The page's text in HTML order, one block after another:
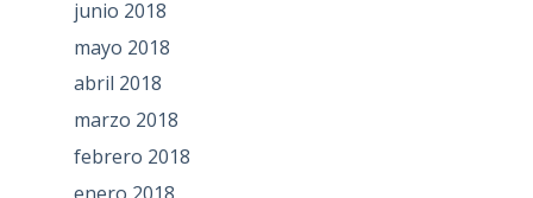
junio 2018
mayo 2018
abril 2018
marzo 2018
febrero 2018